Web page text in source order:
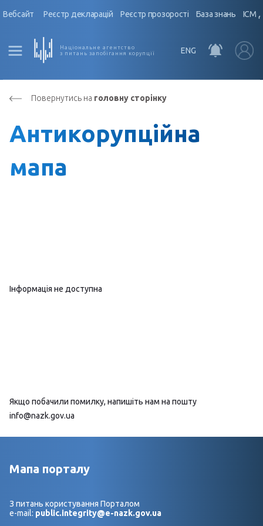
Вебсайт Реєстр декларацій Реєстр прозорості База знань ІСМ
Національне агентство
з питань запобігання корупції
ENG
Повернутись на головну сторінку
Антикорупційна
мапа
Інформація не доступна
Якщо побачили помилку, напишіть нам на пошту
info@nazk.gov.ua
Мапа порталу
З питань користування Порталом
e-mail: public.integrity@e-nazk.gov.ua